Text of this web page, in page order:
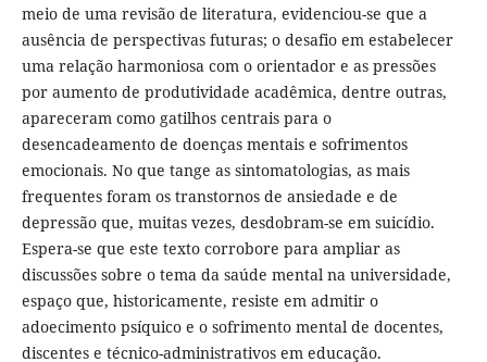
meio de uma revisão de literatura, evidenciou-se que a
ausência de perspectivas futuras; o desafio em estabelecer
uma relação harmoniosa com o orientador e as pressões
por aumento de produtividade acadêmica, dentre outras,
apareceram como gatilhos centrais para o
desencadeamento de doenças mentais e sofrimentos
emocionais. No que tange as sintomatologias, as mais
frequentes foram os transtornos de ansiedade e de
depressão que, muitas vezes, desdobram-se em suicídio.
Espera-se que este texto corrobore para ampliar as
discussões sobre o tema da saúde mental na universidade,
espaço que, historicamente, resiste em admitir o
adoecimento psíquico e o sofrimento mental de docentes,
discentes e técnico-administrativos em educação.